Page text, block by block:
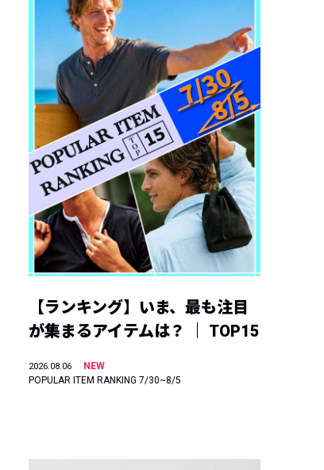
【ランキング】いま、最も注目
が集まるアイテムは？ ｜ TOP15
2026.08.06
NEW
POPULAR ITEM RANKING 7/30~8/5